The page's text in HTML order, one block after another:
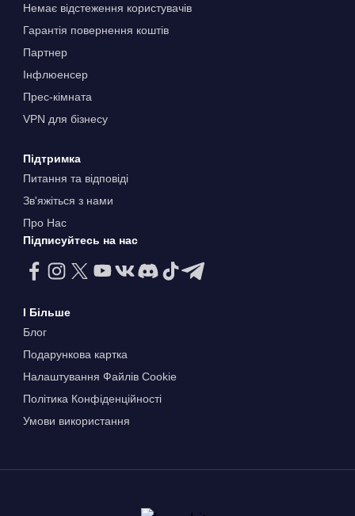
Немає відстеження користувачів
Гарантія повернення коштів
Партнер
Інфлюенсер
Прес-кімната
VPN для бізнесу
Підтримка
Питання та відповіді
Зв'яжіться з нами
Про Нас
Підписуйтесь на нас
І Більше
Блог
Подарункова картка
Налаштування Файлів Сookie
Політика Конфіденційності
Умови використання